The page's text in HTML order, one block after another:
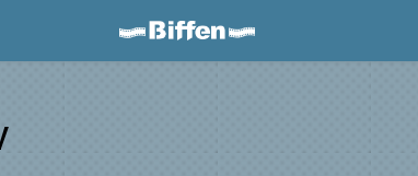
Biffen Odder